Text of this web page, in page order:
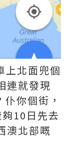
北面兜個
連就發現
你個街，
10日先去
澳北部嘅